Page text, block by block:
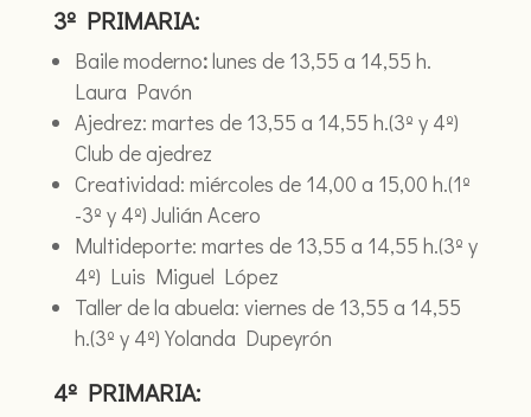
3º PRIMARIA:
Baile moderno:lunes de 13,55 a 14,55 h.
Laura Pavón
Ajedrez: martes de 13,55 a 14,55 h.(3º y 4º)
Club de ajedrez
Creatividad: miércoles de 14,00 a 15,00 h.(1º
-3º y 4º) Julián Acero
Multideporte: martes de 13,55 a 14,55 h.(3º y
4º) Luis Miguel López
Taller de la abuela: viernes de 13,55 a 14,55
h.(3º y 4º) Yolanda Dupeyrón
4º PRIMARIA: